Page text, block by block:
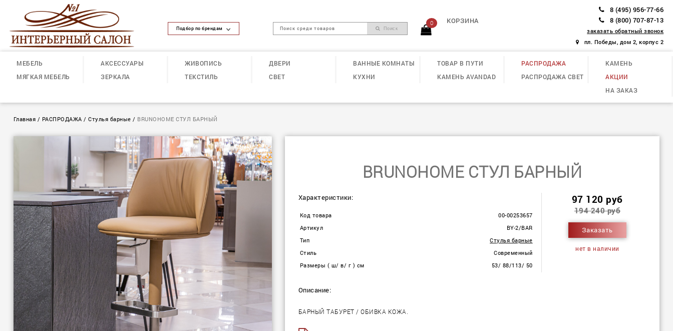
Подбор по брендам Поиск
0 КОРЗИНА
8 (495) 956-77-66
8 (800) 707-87-13
заказать обратный звонок
пл. Победы, дом 2, корпус 2
МЕБЕЛЬ
МЯГКАЯ МЕБЕЛЬ
АКСЕССУАРЫ
ЗЕРКАЛА
ЖИВОПИСЬ
ТЕКСТИЛЬ
ДВЕРИ
СВЕТ
ВАННЫЕ КОМНАТЫ
КУХНИ
ТОВАР В ПУТИ
КАМЕНЬ AVANDAD
РАСПРОДАЖА
РАСПРОДАЖА СВЕТ
КАМЕНЬ
АКЦИИ
НА ЗАКАЗ
Главная / РАСПРОДАЖА /Стулья барные / BRUNOHOME СТУЛ БАРНЫЙ
BRUNOHOME СТУЛ БАРНЫЙ
Характеристики:
Код товара
00-00253657
Артикул
BY-2/BAR
Тип
Стулья барные
Стиль
Современный
Размеры ( ш/ в/ г ) см
53/ 88/113/ 50
97 120 руб
194 240 руб
Заказать
нет в наличии
Описание:
БАРНЫЙ ТАБУРЕТ / ОБИВКА КОЖА.